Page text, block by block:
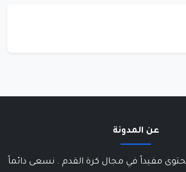
عن المدونة
مفيداً في مجال كرة القدم . نسعى دائماً